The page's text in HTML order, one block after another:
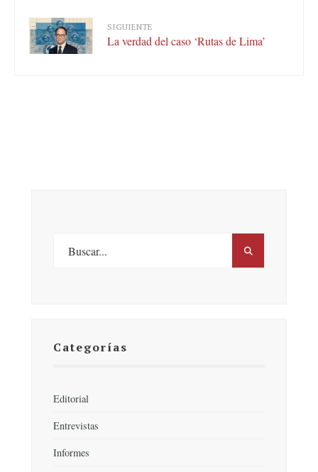
SIGUIENTE
La verdad del caso ‘Rutas de Lima’
Categorías
Editorial
Entrevistas
Informes